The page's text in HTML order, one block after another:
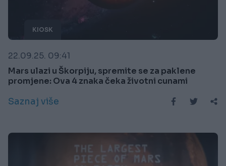
KIOSK
22.09.25. 09:41
Mars ulazi u Škorpiju, spremite se za paklene
promjene: Ova 4 znaka čeka životni cunami
Saznaj više